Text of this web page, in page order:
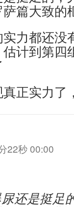
篇大致的
力都还没
计到第四
正实力了
22秒 00:00
还是挺足